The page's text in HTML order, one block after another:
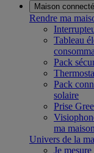
Maison
Rendre ma
Tableau
Pack
Pack
solaire
Prise
ma maison
Univers de la
Je